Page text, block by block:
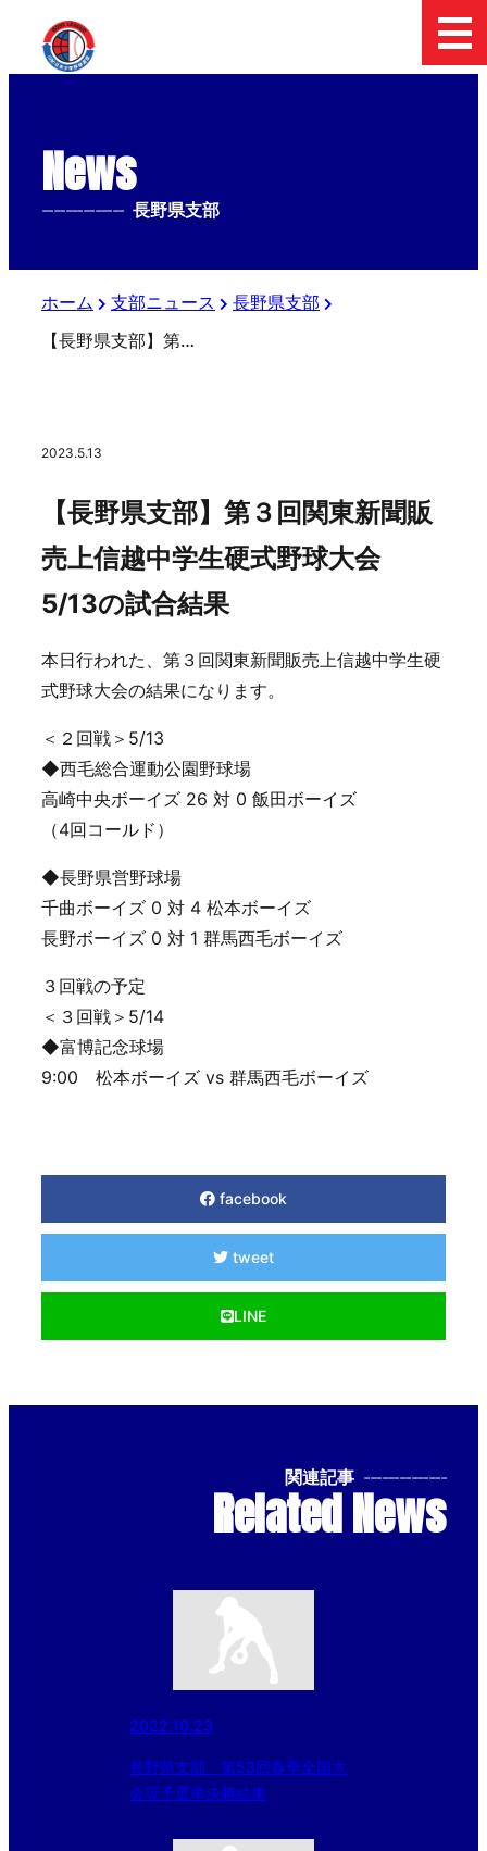
News
-------------- 長野県支部
ホーム 支部ニュース
長野県支部
【長野県支部】第３回関東新聞販売上信越中学生硬式野球大会 5/13の試合結果
2023.5.13
【長野県支部】第３回関東新聞販
売上信越中学生硬式野球大会
5/13の試合結果
本日行われた、第３回関東新聞販売上信越中学生硬
式野球大会の結果になります。
＜２回戦＞5/13
◆西毛総合運動公園野球場
高崎中央ボーイズ 26 対 0 飯田ボーイズ
（4回コールド）
◆長野県営野球場
千曲ボーイズ 0 対 4 松本ボーイズ
長野ボーイズ 0 対 1 群馬西毛ボーイズ
３回戦の予定
＜３回戦＞5/14
◆富博記念球場
9:00 松本ボーイズ vs 群馬西毛ボーイズ
facebook
tweet
LINE
関連記事 --------------
Related News
2022.10.23
長野県支部 第53回春季全国大
会等予選準決勝結果